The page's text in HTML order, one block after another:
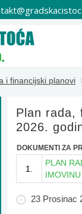
i financijski planovi
Plan rada,
2026.
DOKUMENTI ZA
1.
PLAN
IMOVINU
23 Prosinac